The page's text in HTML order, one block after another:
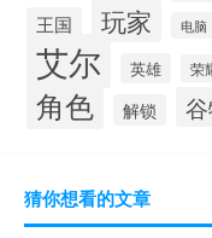
王国 玩家 电脑
艾尔 英雄 荣
角色 解锁
猜你想看的文章